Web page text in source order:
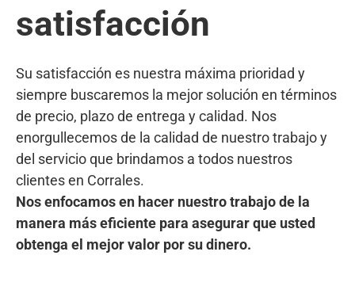
satisfacción
Su satisfacción es nuestra máxima prioridad y
siempre buscaremos la mejor solución en términos
de precio, plazo de entrega y calidad. Nos
enorgullecemos de la calidad de nuestro trabajo y
del servicio que brindamos a todos nuestros
clientes en Corrales.
Nos enfocamos en hacer nuestro trabajo de la
manera más eficiente para asegurar que usted
obtenga el mejor valor por su dinero.